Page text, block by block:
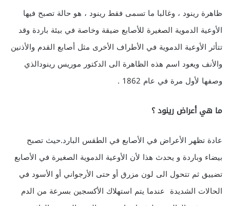
ظاهرة رينود ، وغالبا ما تسمى فقط رينود ، هو حالة تصبح فيها
الأوعية الدموية الصغيرة للأصابع ضيقة وخاصة في بيئة باردة وقد
تتأثر الأوعية الدموية في الأطراف الأخرى مثل أصابع القدم والأذنين
والأنف ويعود اسم هذه الظاهرة الى الدكتور موريس رينودالذي
وصفها لأول مرة في عام 1862 .
ما هي أعراض رينود ؟
عادة تظهر الأعراض في الأصابع في الطقس البارد.حيث تصبح
بيضاء وباردة و يحدث هذا لأن الأوعية الدموية الصغيرة في الأصابع
تضييق ثم تتحول الى لون مزرق أو حتى الأرجواني أو الأسود في
الحالات الشديدة عندما يتم استهلاك الأكسجين بسرعة من الدم